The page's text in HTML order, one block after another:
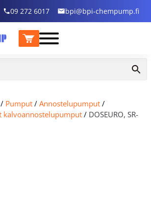
09 272 6017 bpi@bpi-chempump.fi
/ Pumput / Annostelupumput /
kalvoannostelupumput / DOSEURO, SR-